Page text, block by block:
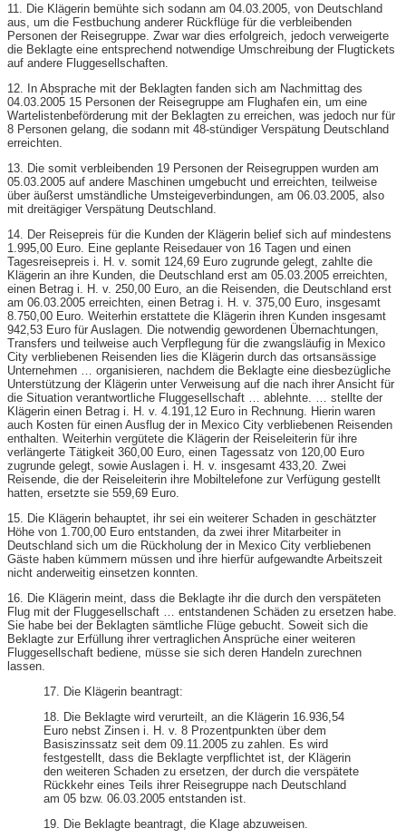
11. Die Klägerin bemühte sich sodann am 04.03.2005, von Deutschland
aus, um die Festbuchung anderer Rückflüge für die verbleibenden
Personen der Reisegruppe. Zwar war dies erfolgreich, jedoch verweigerte
die Beklagte eine entsprechend notwendige Umschreibung der Flugtickets
auf andere Fluggesellschaften.
12. In Absprache mit der Beklagten fanden sich am Nachmittag des
04.03.2005 15 Personen der Reisegruppe am Flughafen ein, um eine
Wartelistenbeförderung mit der Beklagten zu erreichen, was jedoch nur für
8 Personen gelang, die sodann mit 48-stündiger Verspätung Deutschland
erreichten.
13. Die somit verbleibenden 19 Personen der Reisegruppen wurden am
05.03.2005 auf andere Maschinen umgebucht und erreichten, teilweise
über äußerst umständliche Umsteigeverbindungen, am 06.03.2005, also
mit dreitägiger Verspätung Deutschland.
14. Der Reisepreis für die Kunden der Klägerin belief sich auf mindestens
1.995,00 Euro. Eine geplante Reisedauer von 16 Tagen und einen
Tagesreisepreis i. H. v. somit 124,69 Euro zugrunde gelegt, zahlte die
Klägerin an ihre Kunden, die Deutschland erst am 05.03.2005 erreichten,
einen Betrag i. H. v. 250,00 Euro, an die Reisenden, die Deutschland erst
am 06.03.2005 erreichten, einen Betrag i. H. v. 375,00 Euro, insgesamt
8.750,00 Euro. Weiterhin erstattete die Klägerin ihren Kunden insgesamt
942,53 Euro für Auslagen. Die notwendig gewordenen Übernachtungen,
Transfers und teilweise auch Verpflegung für die zwangsläufig in Mexico
City verbliebenen Reisenden lies die Klägerin durch das ortsansässige
Unternehmen … organisieren, nachdem die Beklagte eine diesbezügliche
Unterstützung der Klägerin unter Verweisung auf die nach ihrer Ansicht für
die Situation verantwortliche Fluggesellschaft … ablehnte. … stellte der
Klägerin einen Betrag i. H. v. 4.191,12 Euro in Rechnung. Hierin waren
auch Kosten für einen Ausflug der in Mexico City verbliebenen Reisenden
enthalten. Weiterhin vergütete die Klägerin der Reiseleiterin für ihre
verlängerte Tätigkeit 360,00 Euro, einen Tagessatz von 120,00 Euro
zugrunde gelegt, sowie Auslagen i. H. v. insgesamt 433,20. Zwei
Reisende, die der Reiseleiterin ihre Mobiltelefone zur Verfügung gestellt
hatten, ersetzte sie 559,69 Euro.
15. Die Klägerin behauptet, ihr sei ein weiterer Schaden in geschätzter
Höhe von 1.700,00 Euro entstanden, da zwei ihrer Mitarbeiter in
Deutschland sich um die Rückholung der in Mexico City verbliebenen
Gäste haben kümmern müssen und ihre hierfür aufgewandte Arbeitszeit
nicht anderweitig einsetzen konnten.
16. Die Klägerin meint, dass die Beklagte ihr die durch den verspäteten
Flug mit der Fluggesellschaft … entstandenen Schäden zu ersetzen habe.
Sie habe bei der Beklagten sämtliche Flüge gebucht. Soweit sich die
Beklagte zur Erfüllung ihrer vertraglichen Ansprüche einer weiteren
Fluggesellschaft bediene, müsse sie sich deren Handeln zurechnen
lassen.
17. Die Klägerin beantragt:
18. Die Beklagte wird verurteilt, an die Klägerin 16.936,54
Euro nebst Zinsen i. H. v. 8 Prozentpunkten über dem
Basiszinssatz seit dem 09.11.2005 zu zahlen. Es wird
festgestellt, dass die Beklagte verpflichtet ist, der Klägerin
den weiteren Schaden zu ersetzen, der durch die verspätete
Rückkehr eines Teils ihrer Reisegruppe nach Deutschland
am 05 bzw. 06.03.2005 entstanden ist.
19. Die Beklagte beantragt, die Klage abzuweisen.